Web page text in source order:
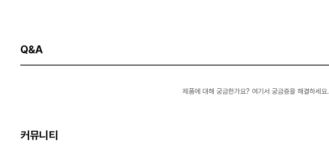
Q&A
제품에 대해 궁금한가요? 여기서 궁금증을 해결하세요.
커뮤니티